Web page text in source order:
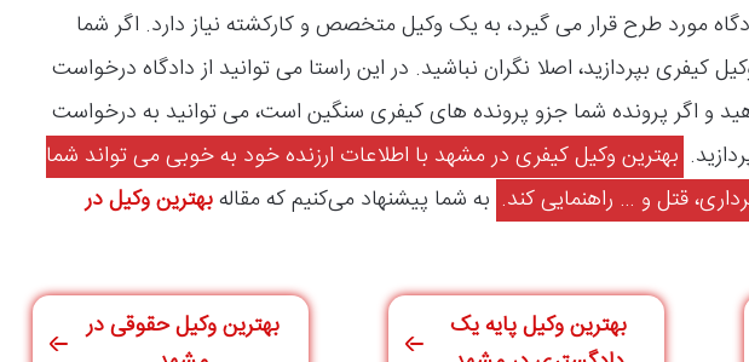
مورد طرح قرار می‌ گیرد، به یک وکیل متخصص و کارکشته نیاز دارد. اگر شما
کیفری بپردازید، اصلا نگران نباشید. در این راستا می‌ توانید از دادگاه درخواست
و اگر پرونده‌ شما جزو پرونده‌ های کیفری سنگین است، می‌ توانید به درخواست
بهترین وکیل کیفری در مشهد با اطلاعات ارزنده‌ خود به خوبی می‌ تواند شما
قتل و … راهنمایی کند. به شما پیشنهاد می‌کنیم که مقالهبهترین وکیل در
بهترین وکیل‌ پایه یک
بهترین وکیل حقوقی در